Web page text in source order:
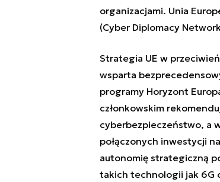
organizacjami. Unia
(Cyber Diplomacy
Strategia UE w
wsparta
programy Horyzont
członkowskim
cyberbezpieczeństwo, a
połączonych inwestycji
autonomię strategiczną
takich technologii jak 6G